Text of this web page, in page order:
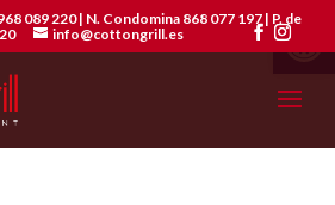
Abrir
089 220 | N. Condomina 868 077 197 | P. de
info@cottongrill.es